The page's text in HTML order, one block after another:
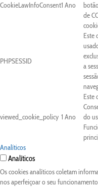
CookieLawInfoConsent1 Ano
de
PHPSESSID
Este
a
viewed_cookie_policy 1 Ano
Este
do
Analíticos
Analíticos
Os cookies analíticos coletam
nos aperfeiçoar o seu